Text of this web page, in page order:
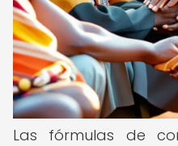
Las fórmulas de